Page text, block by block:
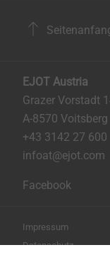
EJOT Austria
Grazer Vorstadt
A-8570 Voitsberg
+43 3142 27 600
infoat@ejot.com
Facebook
Impressum
Datenschutz